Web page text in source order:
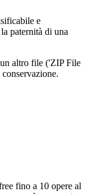
e
paternità di una
altro file ('ZIP File
fino a 10 opere al